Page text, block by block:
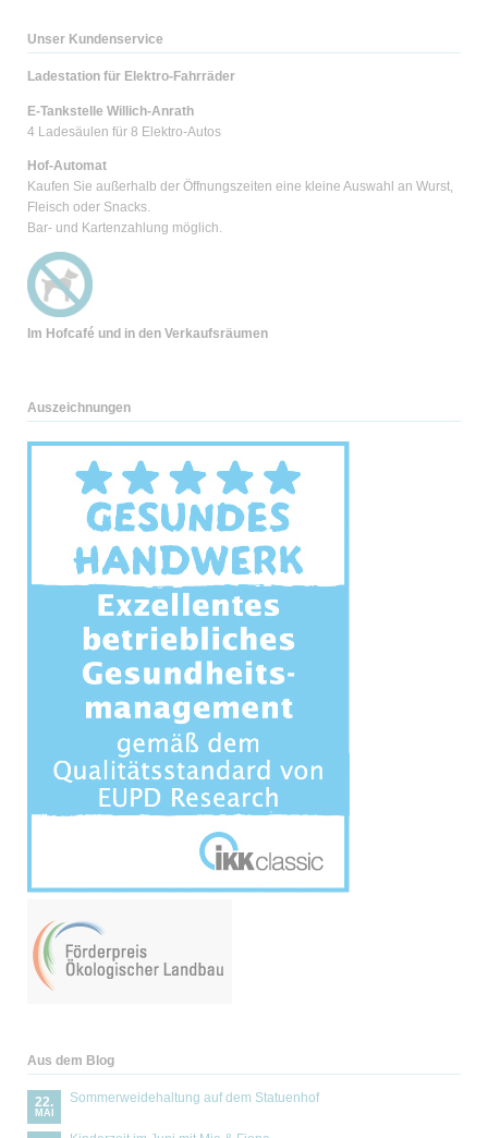
Unser Kundenservice
Ladestation für Elektro-Fahrräder
E-Tankstelle Willich-Anrath
4 Ladesäulen für 8 Elektro-Autos
Hof-Automat
Kaufen Sie außerhalb der Öffnungszeiten eine kleine Auswahl an Wurst,
Fleisch oder Snacks.
Bar- und Kartenzahlung möglich.
Im Hofcafé und in den Verkaufsräumen
Auszeichnungen
Aus dem Blog
22.
MAI
Sommerweidehaltung auf dem Statuenhof